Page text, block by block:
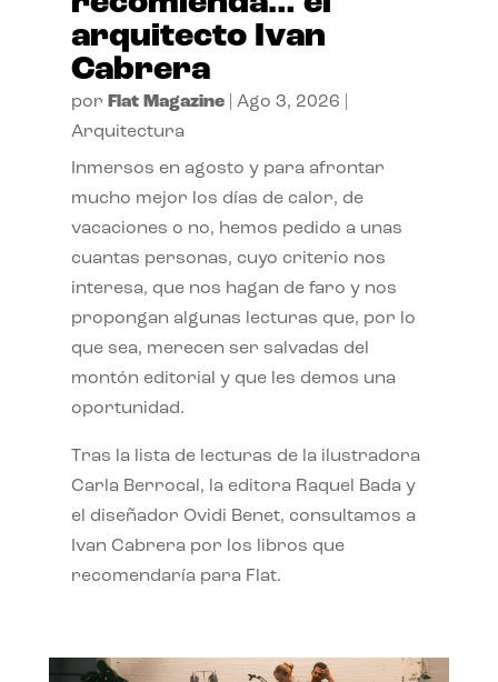
arquitecto Ivan
Cabrera
por Flat Magazine| Ago 3, 2026
Arquitectura
Inmersos en agosto y para afrontar
mucho mejor los días de calor, de
vacaciones o no, hemos pedido a unas
cuantas personas, cuyo criterio nos
interesa, que nos hagan de faro y nos
propongan algunas lecturas que, por lo
que sea, merecen ser salvadas del
montón editorial y que les demos una
oportunidad.
Tras la lista de lecturas de la ilustradora
Carla Berrocal, la editora Raquel Bada y
el diseñador Ovidi Benet, consultamos a
Ivan Cabrera por los libros que
recomendaría para Flat.